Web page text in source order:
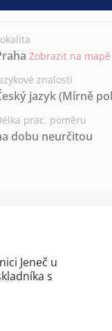
Zobrazit na mapě
znalosti
jazyk(Mírně
prac. poměru
dobu neurčitou
Jeneč u
s